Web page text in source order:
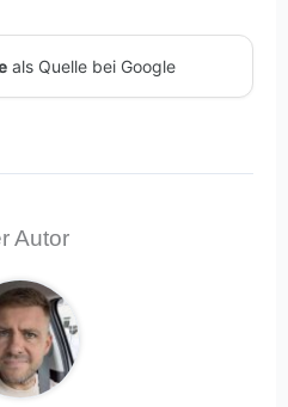
als Quelle bei Google
Autor